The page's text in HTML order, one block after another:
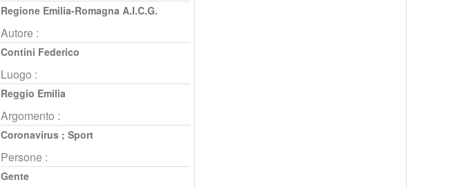
Regione Emilia-Romagna A.I.C.G.
Autore :
Contini Federico
Luogo :
Reggio Emilia
Argomento :
Coronavirus; Sport
Persone :
Gente